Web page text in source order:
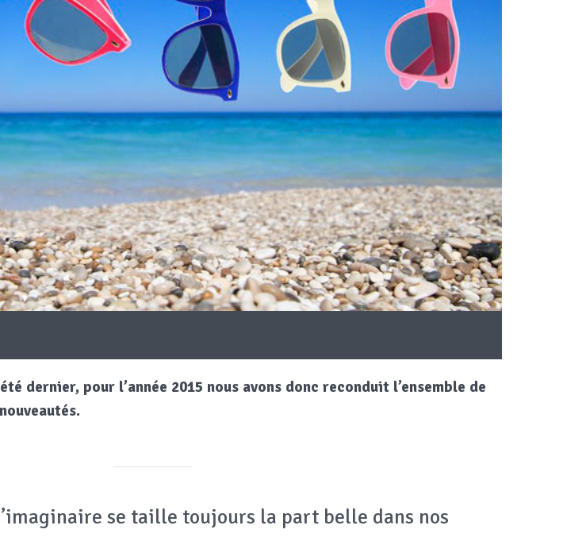
dernier, pour l’année 2015 nous avons donc reconduit l’ensemble de
se taille toujours la part belle dans nos